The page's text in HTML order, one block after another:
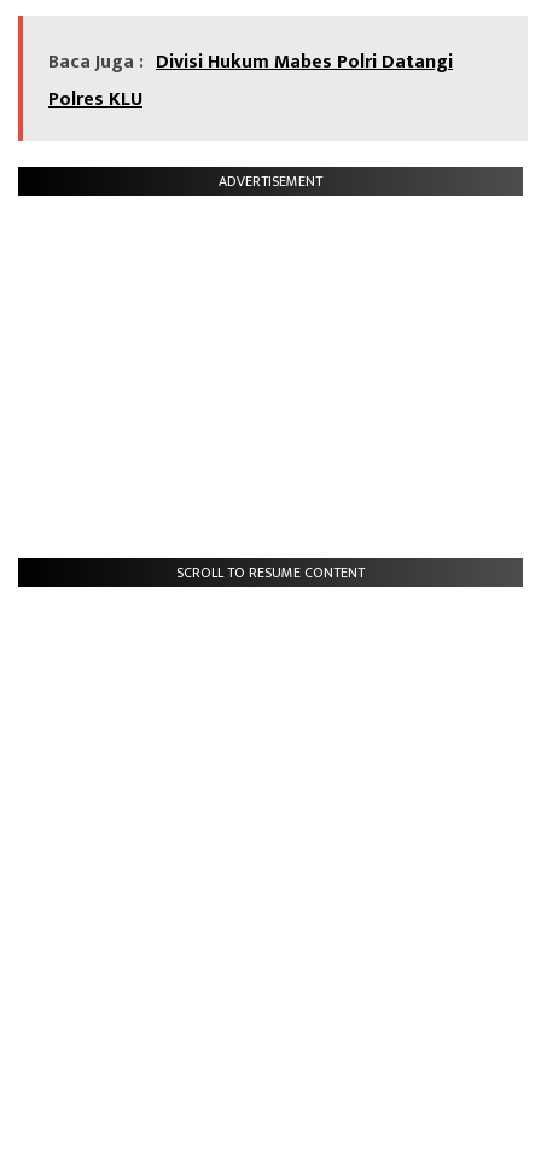
Baca Juga : Divisi Hukum Mabes Polri Datangi
Polres KLU
ADVERTISEMENT
SCROLL TO RESUME CONTENT